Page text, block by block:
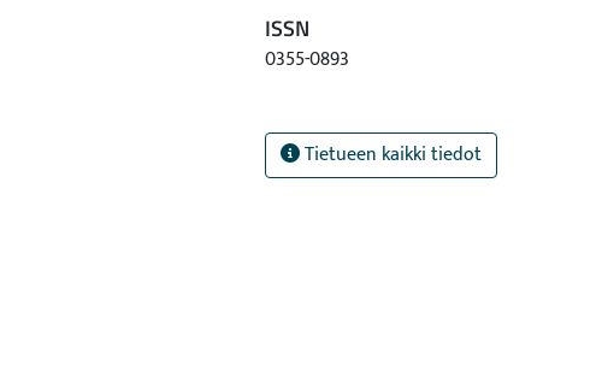
ISSN
0355-0893
Tietueen kaikki tiedot